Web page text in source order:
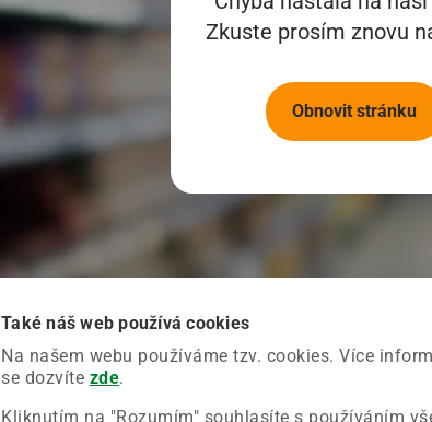
Také náš web používá cookies
Na našem webu používáme tzv. cookies. Více
se dozvíte zde.
Kliknutím na "Rozumím" souhlasíte s používáním
Zkuste prosím znovu
Obnovit stránku